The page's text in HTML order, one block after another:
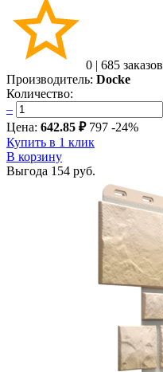
0 | 685 заказов
Производитель: Docke
Количество:
–
Цена: 642.85 ₽ 797 -24%
Купить в 1 клик
В корзину
Выгода 154 руб.